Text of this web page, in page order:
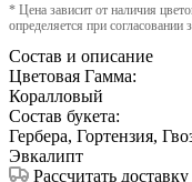
* Цена зависит от наличия
определяется при согласовании
Состав и описание
Цветовая Гамма:
Коралловый
Состав букета:
Гербера, Гортензия,
Эвкалипт
Рассчитать доставку